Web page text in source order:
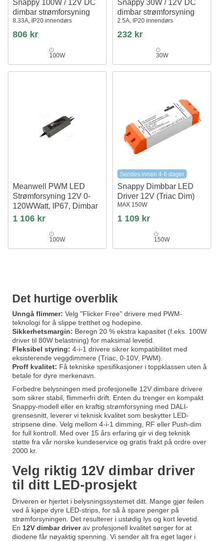
Snappy 100W / 12V DC
dimbar strømforsyning
8.33A, IP20 innendørs
806 kr
100W
Snappy 30W / 12V DC
dimbar strømforsyning
2.5A, IP20 innendørs
232 kr
30W
Meanwell PWM LED
Strømforsyning 12V 0-
120WWatt, IP67, Dimbar
1 106 kr
100W
Sendes innen 4-6 dager
Snappy Dimbbar LED
Driver 12V (Triac Dim)
MAX 150W
1 109 kr
150W
Det hurtige overblik
Unngå flimmer: Velg "Flicker Free" drivere med PWM-
teknologi for å slippe tretthet og hodepine.
Sikkerhetsmargin: Beregn 20 % ekstra kapasitet (f.eks. 100W
driver til 80W belastning) for maksimal levetid.
Fleksibel styring: 4-i-1 drivere sikrer kompatibilitet med
eksisterende veggdimmere (Triac, 0-10V, PWM).
Proff kvalitet: Få tekniske spesifikasjoner i toppklassen uten å
betale for dyre merkenavn.
Forbedre belysningen med profesjonelle 12V dimbare drivere
som sikrer stabil, flimmerfri drift. Enten du trenger en kompakt
Snappy-modell eller en kraftig strømforsyning med DALI-
grensesnitt, leverer vi teknisk kvalitet som beskytter LED-
stripsene dine. Velg mellom 4-i-1 dimming, RF eller Push-dim
for full kontroll. Med over 15 års erfaring gir vi deg teknisk
støtte fra vår norske kundeservice og gratis frakt på ordre over
2000 kr.
Velg riktig 12V dimbar driver
til ditt LED-prosjekt
Driveren er hjertet i belysningssystemet ditt. Mange gjør feilen
ved å kjøpe dyre LED-strips, for så å spare penger på
strømforsyningen. Det resulterer i ustødig lys og kort levetid.
En 12V dimbar driverav profesjonell kvalitet sørger for at
diodene får nøyaktig spenning. Vi sender alt fra eget lager i